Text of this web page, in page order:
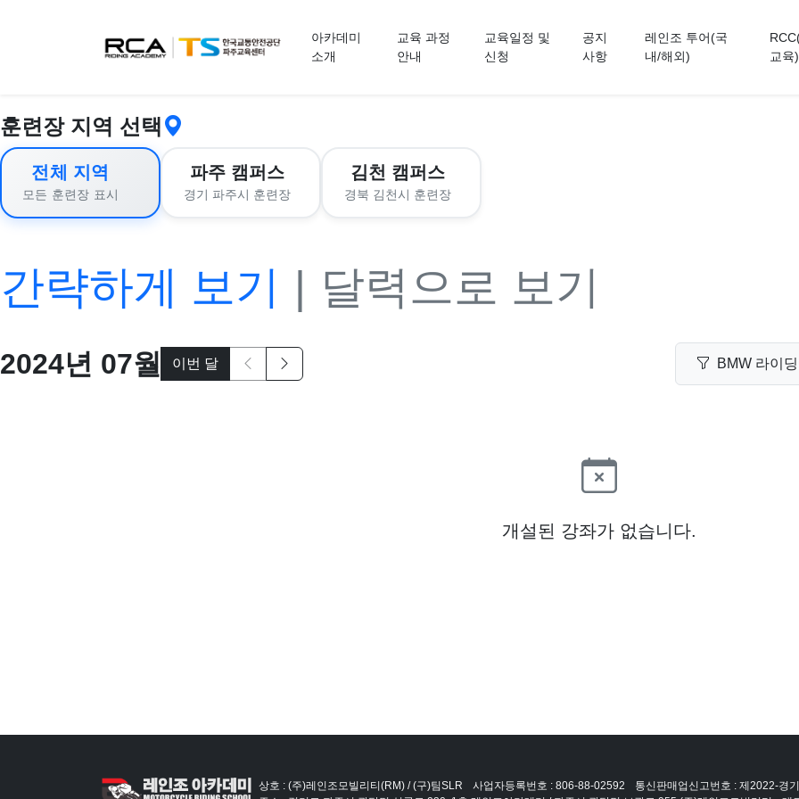
아카데미
소개
교육 과정
안내
교육일정 및
신청
공지
사항
레인조 투어(국
내/해외)
교육)
훈련장 지역 선택
전체 지역
모든 훈련장 표시
파주 캠퍼스
경기 파주시 훈련장
김천 캠퍼스
경북 김천시 훈련장
간략하게 보기 | 달력으로 보기
2024년 07월 이번 달 BMW 라이딩
개설된 강좌가 없습니다.
상호 : (주)레인조모빌리티(RM) / (구)팀SLR 사업자등록번호 : 806-88-02592 통신판매업신고번호 : 제2022-경